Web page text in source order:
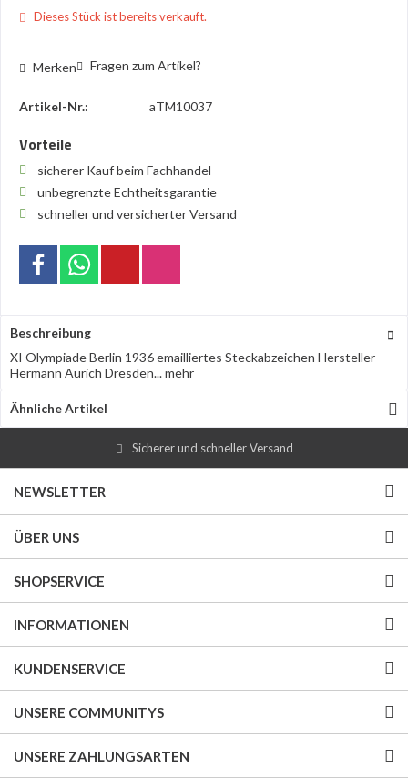
Dieses Stück ist bereits verkauft.
Merken Fragen zum Artikel?
Artikel-Nr.: aTM10037
Vorteile
sicherer Kauf beim Fachhandel
unbegrenzte Echtheitsgarantie
schneller und versicherter Versand
Beschreibung
XI Olympiade Berlin 1936 emailliertes Steckabzeichen Hersteller
Hermann Aurich Dresden...mehr
Ähnliche Artikel
Sicherer und schneller Versand
NEWSLETTER
ÜBER UNS
SHOPSERVICE
INFORMATIONEN
KUNDENSERVICE
UNSERE COMMUNITYS
UNSERE ZAHLUNGSARTEN